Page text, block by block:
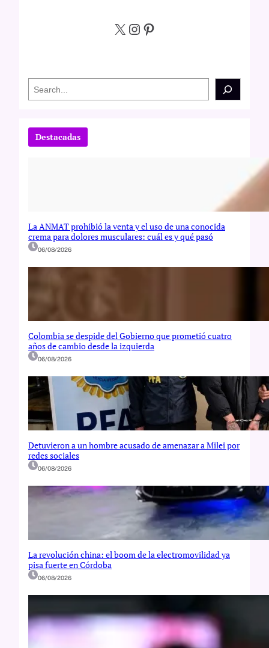
X Instagram Pinterest
c
Destacadas
La ANMAT prohibió la venta y el uso de una conocida
crema para dolores musculares: cuál es y qué pasó
06/08/2026
Colombia se despide del Gobierno que prometió cuatro
años de cambio desde la izquierda
06/08/2026
Detuvieron a un hombre acusado de amenazar a Milei por
redes sociales
06/08/2026
La revolución china: el boom de la electromovilidad ya
pisa fuerte en Córdoba
06/08/2026